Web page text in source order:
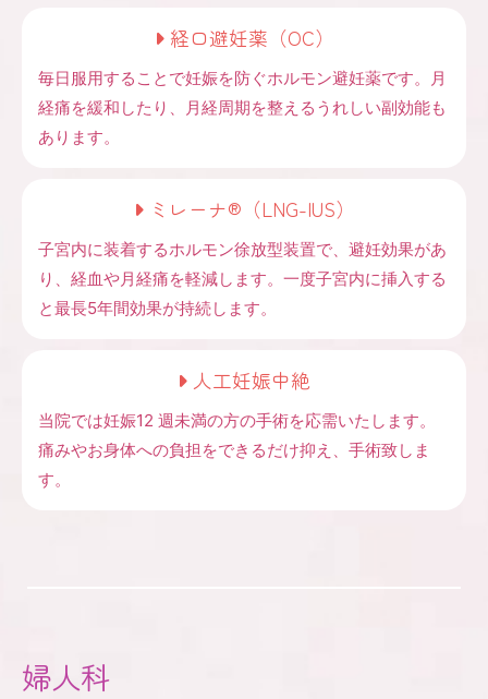
経口避妊薬（OC）
毎日服用することで妊娠を防ぐホルモン避妊薬です。月
経痛を緩和したり、月経周期を整えるうれしい副効能も
あります。
ミレーナ®（LNG-IUS）
子宮内に装着するホルモン徐放型装置で、避妊効果があ
り、経血や月経痛を軽減します。一度子宮内に挿入する
と最長5年間効果が持続します。
人工妊娠中絶
当院では妊娠12 週未満の方の手術を応需いたします。
痛みやお身体への負担をできるだけ抑え、手術致しま
す。
婦人科